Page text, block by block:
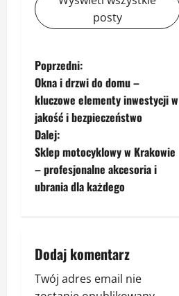
posty
Z
o
b
a
c
w
p
Poprzedni:
Okna i drzwi do domu –
kluczowe elementy inwestycji w
jakość i bezpieczeństwo
Dalej:
Sklep motocyklowy w Krakowie
– profesjonalne akcesoria i
ubrania dla każdego
Dodaj komentarz
Twój adres email nie